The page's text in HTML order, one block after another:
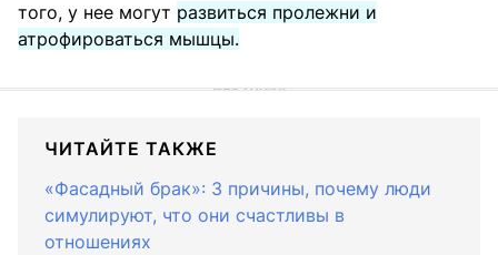
того, у нее могут развиться пролежни и
атрофироваться мышцы.
ЧИТАЙТЕ ТАКЖЕ
«Фасадный брак»: 3 причины, почему люди
симулируют, что они счастливы в
отношениях